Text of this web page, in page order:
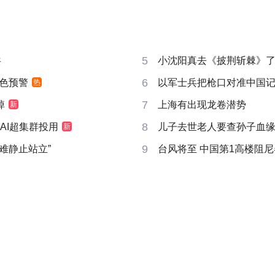
5 小沈阳真去《披荆斩棘》了
预警 热 6 以军士兵把枪口对准中国
新 7 上海有出现龙卷潜势
超集群投用 新 8 儿子去世老人要查孙子血
静止站立” 9 台风将至 中国第1高楼阻尼器